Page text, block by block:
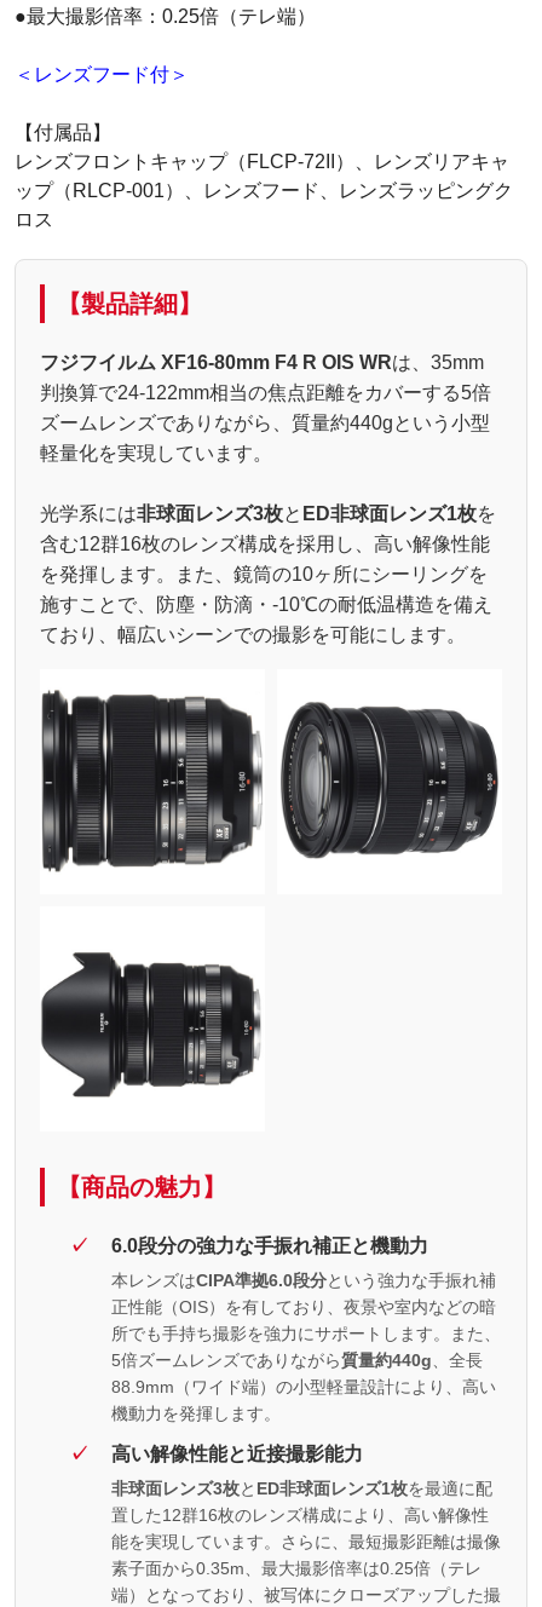
●最大撮影倍率：0.25倍（テレ端）
＜レンズフード付＞
【付属品】
レンズフロントキャップ（FLCP-72II）、レンズリアキャ
ップ（RLCP-001）、レンズフード、レンズラッピングク
ロス
【製品詳細】
フジフイルム XF16-80mm F4 R OIS WRは、35mm
判換算で24-122mm相当の焦点距離をカバーする5倍
ズームレンズでありながら、質量約440gという小型
軽量化を実現しています。
光学系には非球面レンズ3枚と ED非球面レンズ1枚を
含む12群16枚のレンズ構成を採用し、高い解像性能
を発揮します。また、鏡筒の10ヶ所にシーリングを
施すことで、防塵・防滴・-10℃の耐低温構造を備え
ており、幅広いシーンでの撮影を可能にします。
【商品の魅力】
6.0段分の強力な手振れ補正と機動力
本レンズはCIPA準拠6.0段分という強力な手振れ補
正性能（OIS）を有しており、夜景や室内などの暗
所でも手持ち撮影を強力にサポートします。また、
5倍ズームレンズでありながら質量約440g、全長
88.9mm（ワイド端）の小型軽量設計により、高い
機動力を発揮します。
高い解像性能と近接撮影能力
非球面レンズ3枚と ED非球面レンズ1枚を最適に配
置した12群16枚のレンズ構成により、高い解像性
能を実現しています。さらに、最短撮影距離は撮像
素子面から0.35m、最大撮影倍率は0.25倍（テレ
端）となっており、被写体にクローズアップした撮